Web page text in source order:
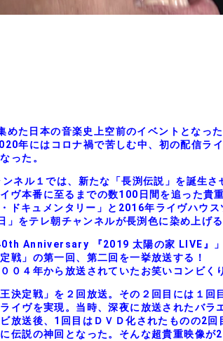
た日本の音楽史上空前のイベントとなっ
年にはコロナ禍で苦しむ中、初の配信ラ
った。
ネル１では、新たな「長渕伝説」を誕生
ヴ本番に至るまでの数100日間を追った
ドキュメンタリー」と2016年ライヴハウ
をテレ朝チャンネルが長渕色に染め上げる
Anniversary 『2019 太陽の家 LIVE』」
戦」の第一回、第二回を一挙放送する！
０４年から放送されていたお笑いコンビく
決定戦」を２回放送。その２回目には１回
イヴを実現。当時、深夜に放送されたバ
放送後、1回目はＤＶＤ化されたものの2
伝説の神回となった。そんな超貴重映像